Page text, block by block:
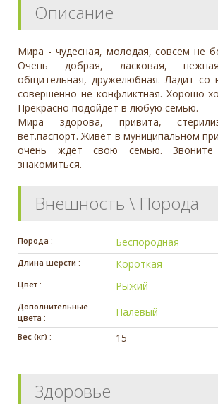
Описание
Мира - чудесная, молодая, совсем не
Очень добрая, ласковая,
общительная, дружелюбная. Ладит со
совершенно не конфликтная. Хорошо
Прекрасно подойдет в любую семью.
Мира здорова, привита,
вет.паспорт. Живет в муниципальном
очень ждет свою семью. Звоните
знакомиться.
Внешность \ Порода
Порода : Беспородная
Длина шерсти : Короткая
Цвет : Рыжий
Дополнительные
цвета :
Палевый
Вес (кг) : 15
Здоровье